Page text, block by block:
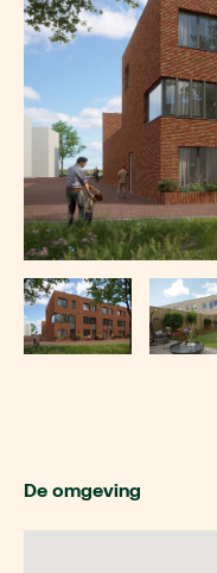
De omgeving